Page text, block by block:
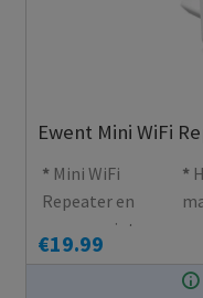
Ewent Mini WiFi
€19.99
Mini WiFi
Repeater en
access point